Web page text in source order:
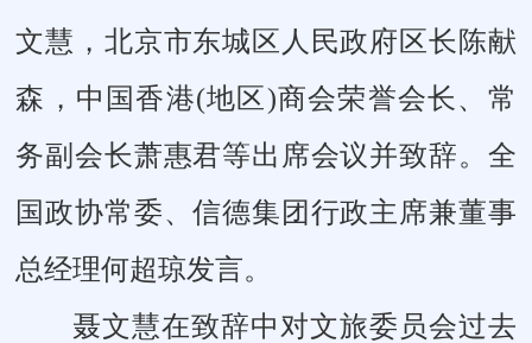
文慧，北京市东城区人民政府区长陈献
森，中国香港(地区)商会荣誉会长、常
务副会长萧惠君等出席会议并致辞。全
国政协常委、信德集团行政主席兼董事
总经理何超琼发言。
聂文慧在致辞中对文旅委员会过去